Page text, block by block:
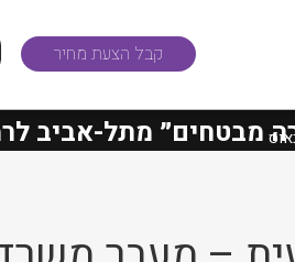
קבל הצעת מחיר
מתל-אביב לרמת-